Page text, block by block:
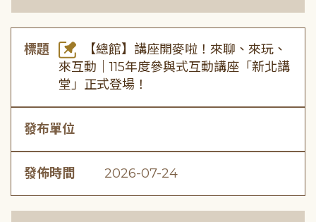
標題
【總館】講座開麥啦！來聊、來玩、
來互動｜115年度參與式互動講座「新北講
堂」正式登場！
發布單位
發佈時間 2026-07-24